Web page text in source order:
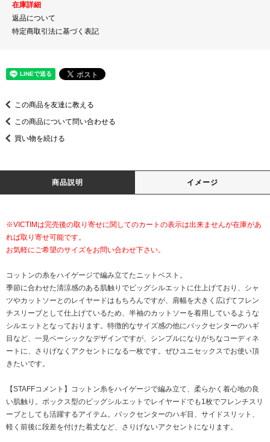
在庫詳細
返品について
特定商取引法に基づく表記
この商品を友達に教える
この商品について問い合わせる
買い物を続ける
商品説明 イメージ
※VICTIMは完売後の取り寄せに関してのカートの表示は出来ませんが在庫があ
れば取り寄せ可能です。
お気軽にご希望のサイズをお問い合わせ下さい。
コットンの糸をハイゲージで編み立てたニットベスト。
季節に合わせた清涼感のある肌触りでビッグシルエットに仕上げており、シャ
ツやカットソーとのレイヤードはもちろんですが、肩幅を大きく広げてフレン
チスリーブとして仕上げているため、半袖のカットソーを着用しているような
シルエットとなっております。特徴的なサイズ感の他にバックセンターのハギ
目など、一見ベーシックなデザインですが、シンプルになりがちなコーディネ
ートに、さりげなくアクセントになる一枚です。ぜひユニセックスでお使い頂
きたいです。
【STAFFコメント】コットン糸をハイゲージで編み立て、柔らかく着心地の良
い肌触り。ボックス型のビッグシルエットでレイヤードでも1枚でフレンチスリ
ーブとしても活躍するアイテム。バックセンターのハギ目、サイドスリット、
軽く前後に段差を付けた着丈など、さりげないアクセントになります。